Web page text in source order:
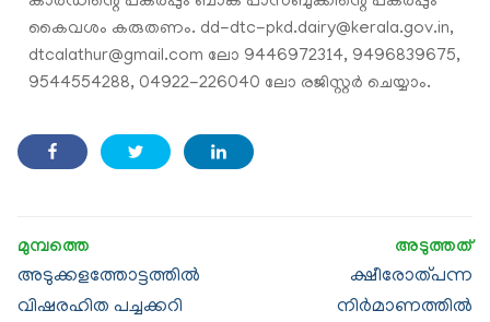
കൈവശം കരുതണം. dd-dtc-pkd.dairy@kerala.gov.in,
dtcalathur@gmail.com ലോ 9446972314, 9496839675,
9544554288, 04922-226040 ലോ രജിസ്റ്റര്‍ ചെയ്യാം.
അടുക്കളത്തോട്ടത്തിൽ
വിഷരഹിത പച്ചക്കറി
ക്ഷീരോത്പന്ന
നിര്‍മാണത്തിൽ